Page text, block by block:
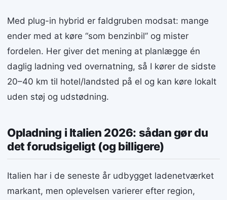
Med plug-in hybrid er faldgruben modsat: mange
ender med at køre “som benzinbil” og mister
fordelen. Her giver det mening at planlægge én
daglig ladning ved overnatning, så I kører de sidste
20–40 km til hotel/landsted på el og kan køre lokalt
uden støj og udstødning.
Opladning i Italien 2026: sådan gør du
det forudsigeligt (og billigere)
Italien har i de seneste år udbygget ladenetværket
markant, men oplevelsen varierer efter region,